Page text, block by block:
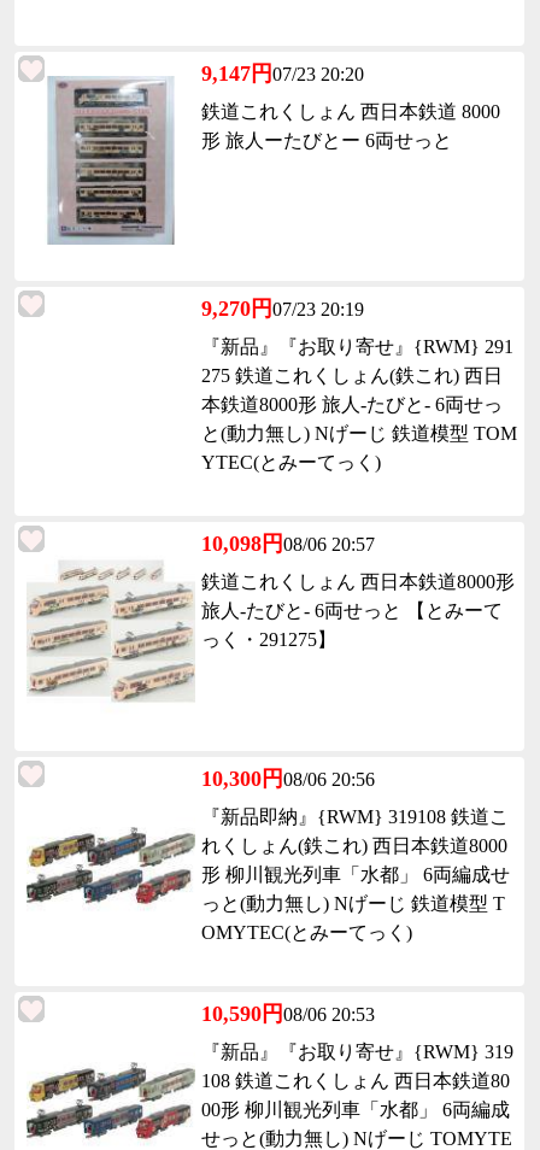
9,147円07/23 20:20
鉄道これくしょん 西日本鉄道 8000
形 旅人ーたびとー 6両せっと
9,270円07/23 20:19
『新品』『お取り寄せ』{RWM} 291
275 鉄道これくしょん(鉄これ) 西日
本鉄道8000形 旅人-たびと- 6両せっ
と(動力無し) Nげーじ 鉄道模型 TOM
YTEC(とみーてっく)
10,098円08/06 20:57
鉄道これくしょん 西日本鉄道8000形
旅人-たびと- 6両せっと 【とみーて
っく・291275】
10,300円08/06 20:56
『新品即納』{RWM} 319108 鉄道こ
れくしょん(鉄これ) 西日本鉄道8000
形 柳川観光列車「水都」 6両編成せ
っと(動力無し) Nげーじ 鉄道模型 T
OMYTEC(とみーてっく)
10,590円08/06 20:53
『新品』『お取り寄せ』{RWM} 319
108 鉄道これくしょん 西日本鉄道80
00形 柳川観光列車「水都」 6両編成
せっと(動力無し) Nげーじ TOMYTE